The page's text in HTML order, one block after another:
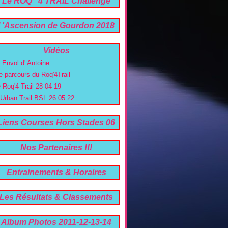
'Ascension de Gourdon 2018
Vidéos
Envol d' Antoine
parcours du Roq'4Trail
Roq'4 Trail 28 04 19
Trail BSL 26 05 22
Courses Hors Stades 06
Nos Partenaires !!!
Entrainements & Horaires
Les Résultats & Classements
Album Photos 2011-12-13-14